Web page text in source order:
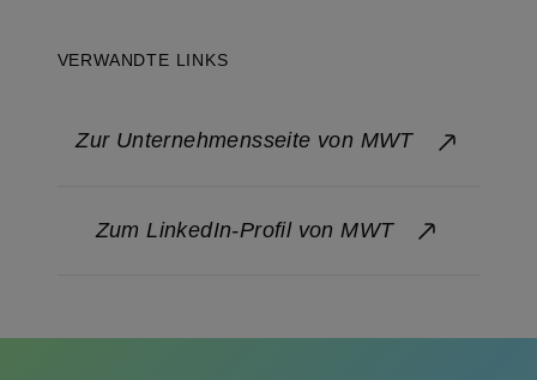
VERWANDTE LINKS
Zur Unternehmensseite von MWT
Zum LinkedIn-Profil von MWT